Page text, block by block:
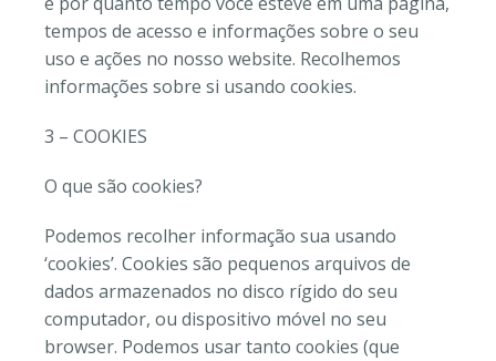
tempos de acesso e informações sobre o seu
uso e ações no nosso website. Recolhemos
informações sobre si usando cookies.
3 – COOKIES
O que são cookies?
Podemos recolher informação sua usando
‘cookies’. Cookies são pequenos arquivos de
dados armazenados no disco rígido do seu
computador, ou dispositivo móvel no seu
browser. Podemos usar tanto cookies (que